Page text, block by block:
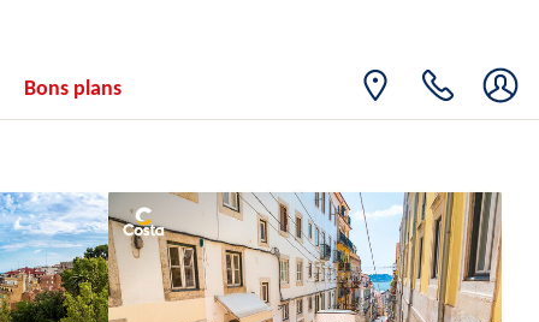
Bons plans